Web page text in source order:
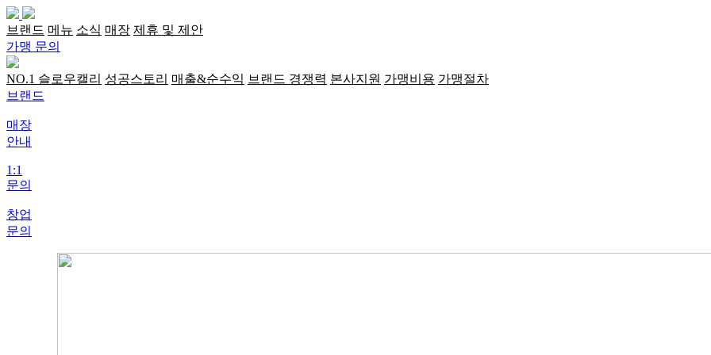
브랜드 메뉴 소식 매장 제휴 및 제안
가맹 문의
NO.1 슬로우캘리 성공스토리 매출&순수익 브랜드 경쟁력 본사지원 가맹비용 가맹절차
브랜드
매장
안내
1:1
문의
창업
문의